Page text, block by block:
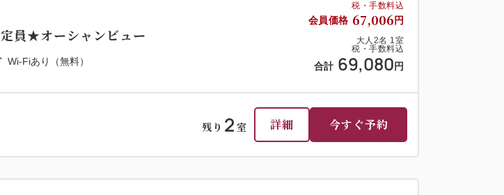
税・手数料込
会員価格 67,006 円
大人 2名 1室
税・手数料込
合計 69,080 円
員★オーシャンビュー
Wi-Fiあり（無料）
残り 2 室 詳細 今すぐ予約